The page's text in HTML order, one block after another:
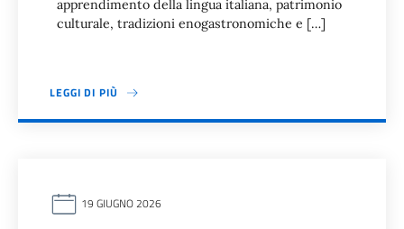
apprendimento della lingua italiana, patrimonio
culturale, tradizioni enogastronomiche e […]
LEGGI DI PIÙ
19 GIUGNO 2026